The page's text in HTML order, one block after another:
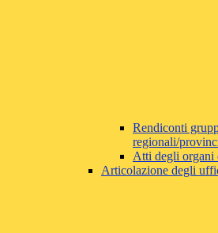
Rendiconti
regionali/
Atti degli organi
Articolazione degli